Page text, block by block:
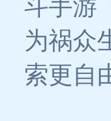
斗手游
为祸众
索更自